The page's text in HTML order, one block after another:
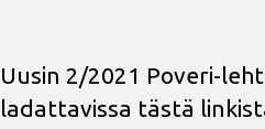
Uusin 2/2021 Poveri-
ladattavissa tästä